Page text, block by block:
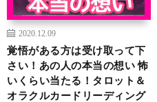
2020.12.09
覚悟がある方は受け取って下
さい！あの人の本当の想い 怖
いくらい当たる！タロット＆
オラクルカードリーディング